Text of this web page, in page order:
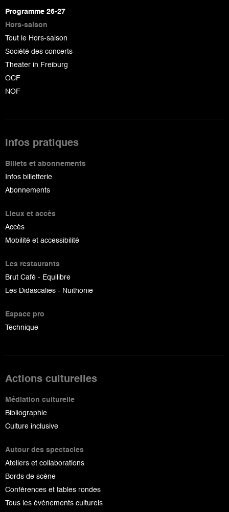
page
Programme 26-27
Hors-saison
Tout le Hors-saison
Société des concerts
Theater in Freiburg
OCF
NOF
Infos pratiques
Billets et abonnements
Infos billetterie
Abonnements
Lieux et accès
Accès
Mobilité et accessibilité
Les restaurants
Brut Café - Equilibre
Les Didascalies - Nuithonie
Espace pro
Technique
Actions culturelles
Médiation culturelle
Bibliographie
Culture inclusive
Autour des spectacles
Ateliers et collaborations
Bords de scène
Conférences et tables rondes
Tous les événements culturels